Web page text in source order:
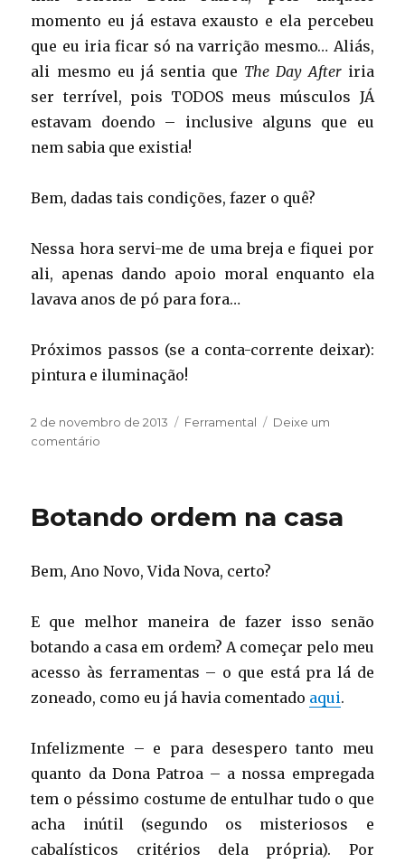
momento eu já estava exausto e ela percebeu
que eu iria ficar só na varrição mesmo… Aliás,
ali mesmo eu já sentia que The Day Afteriria
ser terrível, pois TODOS meus músculos JÁ
estavam doendo – inclusive alguns que eu
nem sabia que existia!
Bem, dadas tais condições, fazer o quê?
Nessa hora servi-me de uma breja e fiquei por
ali, apenas dando apoio moral enquanto ela
lavava anos de pó para fora…
Próximos passos (se a conta-corrente deixar):
pintura e iluminação!
Publicado
em
2 de novembro de 2013 Categorias
Ferramental
Deixe um
comentário
Botando ordem na casa
Bem, Ano Novo, Vida Nova, certo?
E que melhor maneira de fazer isso senão
botando a casa em ordem? A começar pelo meu
acesso às ferramentas – o que está pra lá de
zoneado, como eu já havia comentado aqui.
Infelizmente – e para desespero tanto meu
quanto da Dona Patroa – a nossa empregada
tem o péssimo costume de entulhar tudo o que
acha inútil (segundo os misteriosos e
cabalísticos critérios dela própria). Por